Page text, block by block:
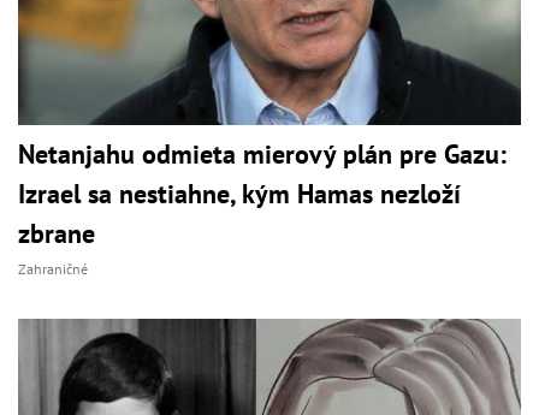
Netanjahu odmieta mierový plán pre Gazu:
Izrael sa nestiahne, kým Hamas nezloží
zbrane
Zahraničné